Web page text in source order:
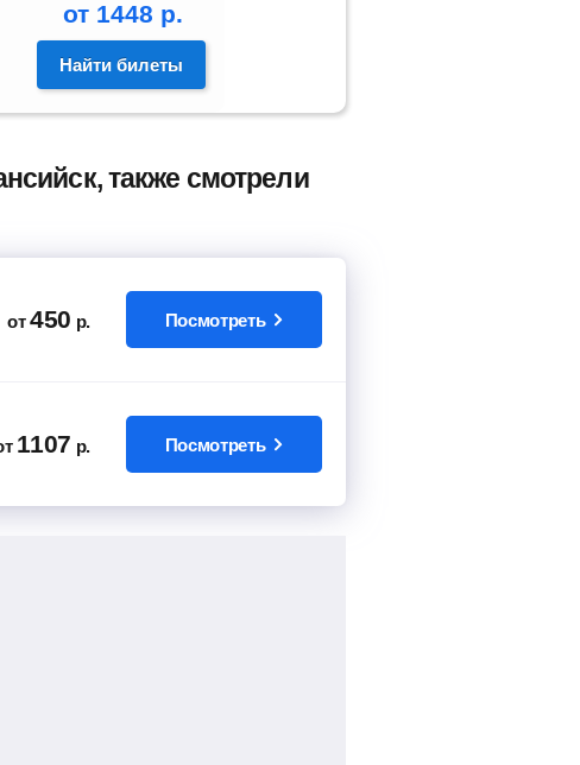
от 1448 р.
Найти билеты
также смотрели
от 450 р. Посмотреть
1107 р. Посмотреть